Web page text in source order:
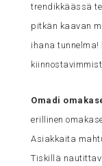
trendikkäässä
pitkän kaavan
ihana tunnelma!
Omadi
erillinen
Asiakkaita
Tiskillä